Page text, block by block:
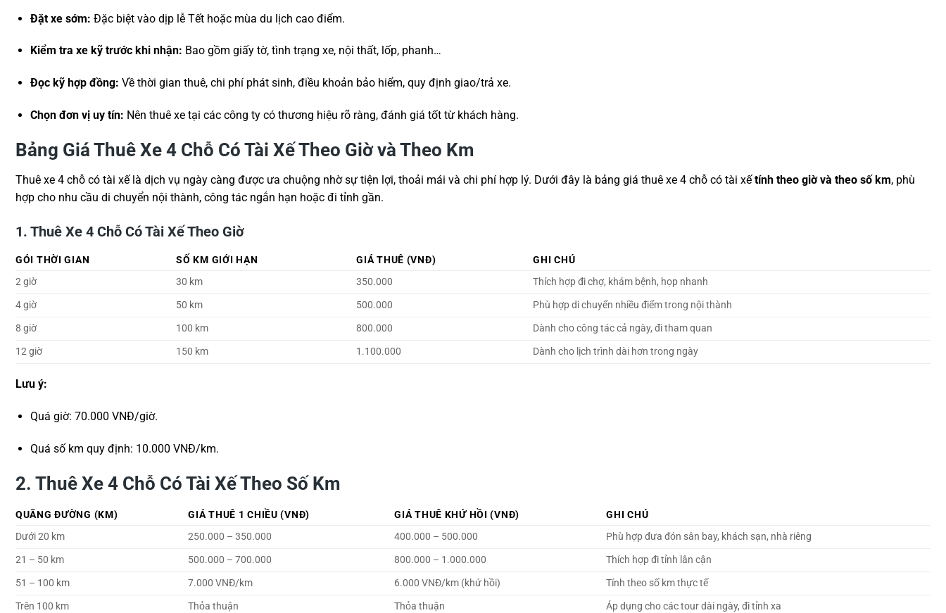
Đặt xe sớm: Đặc biệt vào dịp lễ Tết hoặc mùa du lịch cao điểm.
Kiểm tra xe kỹ trước khi nhận: Bao gồm giấy tờ, tình trạng xe, nội thất, lốp, phanh…
Đọc kỹ hợp đồng: Về thời gian thuê, chi phí phát sinh, điều khoản bảo hiểm, quy định giao/trả xe.
Chọn đơn vị uy tín: Nên thuê xe tại các công ty có thương hiệu rõ ràng, đánh giá tốt từ khách hàng.
Bảng Giá Thuê Xe 4 Chỗ Có Tài Xế Theo Giờ và Theo Km
Thuê xe 4 chỗ có tài xế là dịch vụ ngày càng được ưa chuộng nhờ sự tiện lợi, thoải mái và chi phí hợp lý. Dưới đây là bảng giá thuê xe 4 chỗ có tài xếtính theo giờ và theo số km, phù
hợp cho nhu cầu di chuyển nội thành, công tác ngắn hạn hoặc đi tỉnh gần.
1. Thuê Xe 4 Chỗ Có Tài Xế Theo Giờ
GÓI THỜI GIAN SỐ KM GIỚI HẠN GIÁ THUÊ (VNĐ)
GHI CHÚ
2 giờ
30 km 350.000
Thích hợp đi chợ, khám bệnh, họp nhanh
4 giờ
50 km 500.000
Phù hợp di chuyển nhiều điểm trong nội thành
8 giờ
100 km 800.000
Dành cho công tác cả ngày, đi tham quan
12 giờ
150 km 1.100.000 Dành cho lịch trình dài hơn trong ngày
Lưu ý:
Quá giờ: 70.000 VNĐ/giờ.
Quá số km quy định: 10.000 VNĐ/km.
2. Thuê Xe 4 Chỗ Có Tài Xế Theo Số Km
QUÃNG ĐƯỜNG (KM) GIÁ THUÊ 1 CHIỀU (VNĐ) GIÁ THUÊ KHỨ HỒI (VNĐ)
GHI CHÚ
Dưới 20 km
250.000 – 350.000 400.000 – 500.000
Phù hợp đưa đón sân bay, khách sạn, nhà riêng
21 – 50 km
500.000 – 700.000 800.000 – 1.000.000
Thích hợp đi tỉnh lân cận
51 – 100 km
7.000 VNĐ/km 6.000 VNĐ/km (khứ hồi)
Tính theo số km thực tế
Trên 100 km
Thỏa thuận Thỏa thuận Áp dụng cho các tour dài ngày, đi tỉnh xa